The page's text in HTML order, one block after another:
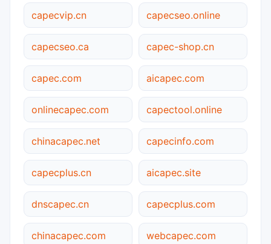
capecvip.cn capecseo.online
capecseo.ca capec-shop.cn
capec.com aicapec.com
onlinecapec.com capectool.online
chinacapec.net capecinfo.com
capecplus.cn aicapec.site
dnscapec.cn capecplus.com
chinacapec.com webcapec.com